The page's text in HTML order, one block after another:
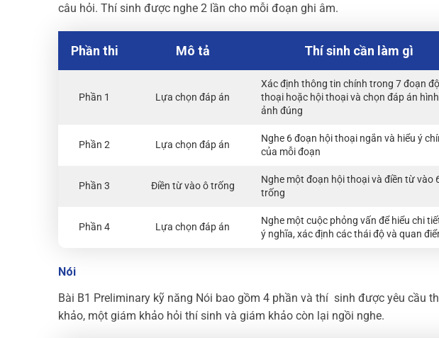
câu hỏi. Thí sinh được nghe 2 lần cho mỗi đoạn ghi âm.
Phần thi Mô tả Thí sinh cần làm gì
Phần 1 Lựa chọn đáp án
Xác định thông tin chính trong 7 đoạn
thoại hoặc hội thoại và chọn đáp án hình
ảnh đúng
Phần 2 Lựa chọn đáp án
Nghe 6 đoạn hội thoại ngắn và hiểu ý
của mỗi đoạn
Phần 3 Điền từ vào ô trống
Nghe một đoạn hội thoại và điền từ vào
trống
Phần 4 Lựa chọn đáp án
Nghe một cuộc phỏng vấn để hiểu chi
ý nghĩa, xác định các thái độ và quan
Nói
Bài B1 Preliminary kỹ năng Nói bao gồm 4 phần và thí sinh được yêu cầu
khảo, một giám khảo hỏi thí sinh và giám khảo còn lại ngồi nghe.